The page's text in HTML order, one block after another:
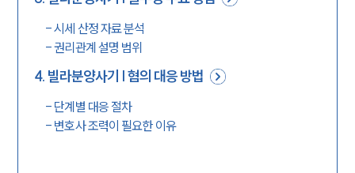
-시세 산정 자료 분석
-권리관계 설명 범위
4. 빌라분양사기 | 혐의 대응 방법
- 단계별 대응 절차
- 변호사 조력이 필요한 이유